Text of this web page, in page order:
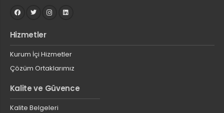
Hizmetler
Kurum İçi Hizmetler
Çözüm Ortaklarımız
Kalite ve Güvence
Kalite Belgeleri